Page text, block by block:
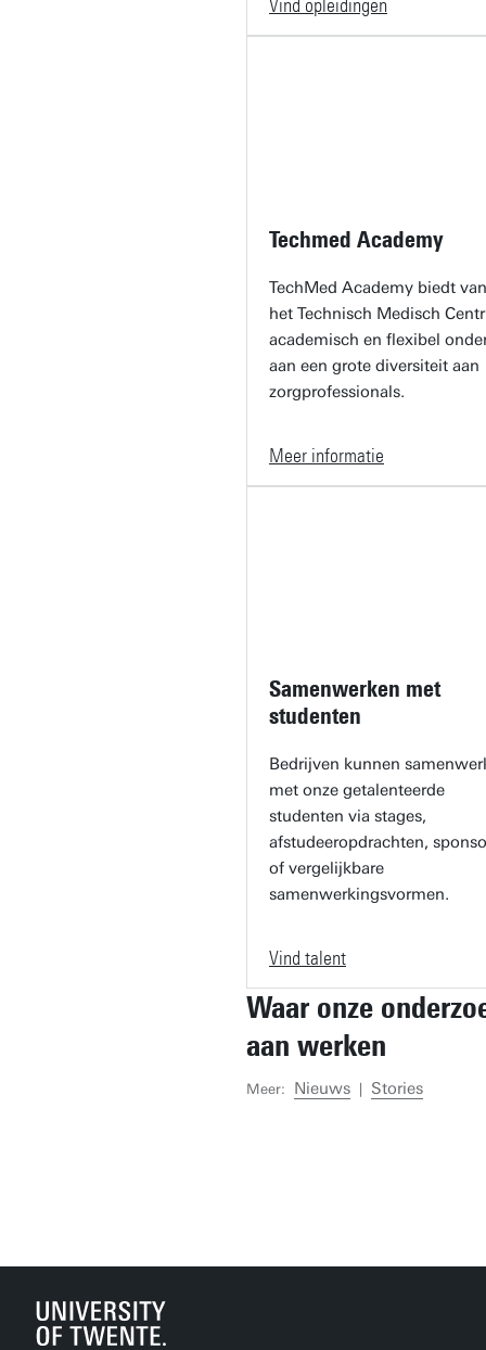
Vind opleidingen
Techmed Academy
TechMed Academy biedt
het Technisch Medisch
academisch en flexibel
aan een grote diversiteit aan
zorgprofessionals.
Meer informatie
Samenwerken met
studenten
Bedrijven kunnen
met onze getalenteerde
studenten via stages,
afstudeeropdrachten,
of vergelijkbare
samenwerkingsvormen.
Vind talent
Waar onze
aan werken
Meer: Nieuws Stories